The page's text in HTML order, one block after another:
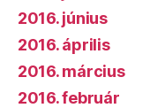
2016. június
2016. április
2016. március
2016. február